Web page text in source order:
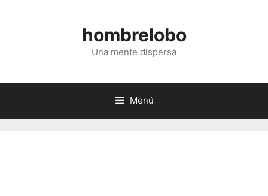
hombrelobo
Una mente dispersa
Menú